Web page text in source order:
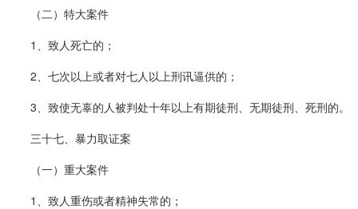
（二）特大案件
1、致人死亡的；
2、七次以上或者对七人以上刑讯逼供的；
3、致使无辜的人被判处十年以上有期徒刑、无期徒刑、死刑的。
三十七、暴力取证案
（一）重大案件
1、致人重伤或者精神失常的；